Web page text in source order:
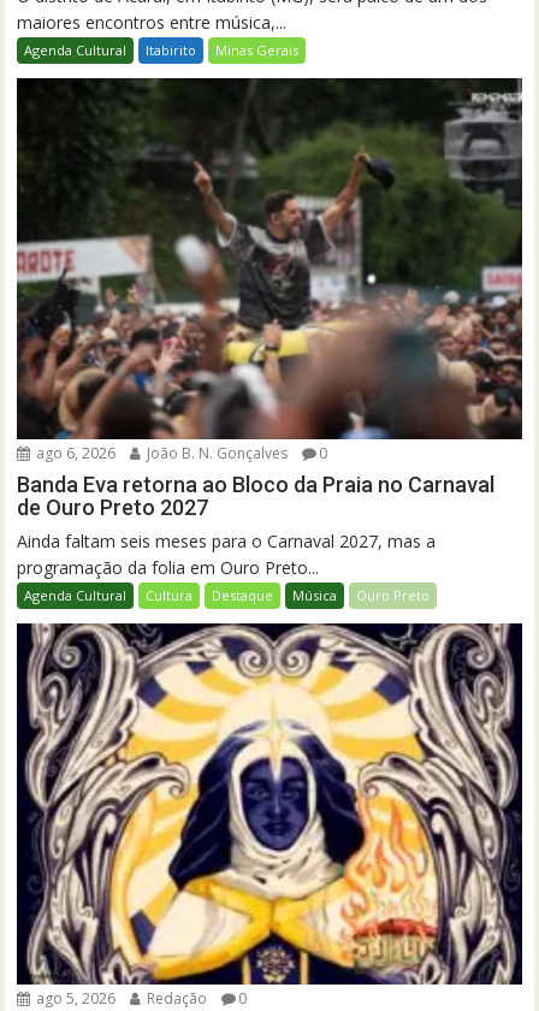
maiores encontros entre música,...
Agenda Cultural Itabirito Minas Gerais
ago 6, 2026 João B. N. Gonçalves 0
Banda Eva retorna ao Bloco da Praia no Carnaval
de Ouro Preto 2027
Ainda faltam seis meses para o Carnaval 2027, mas a
programação da folia em Ouro Preto...
Agenda Cultural Cultura Destaque Música Ouro Preto
ago 5, 2026 Redação 0